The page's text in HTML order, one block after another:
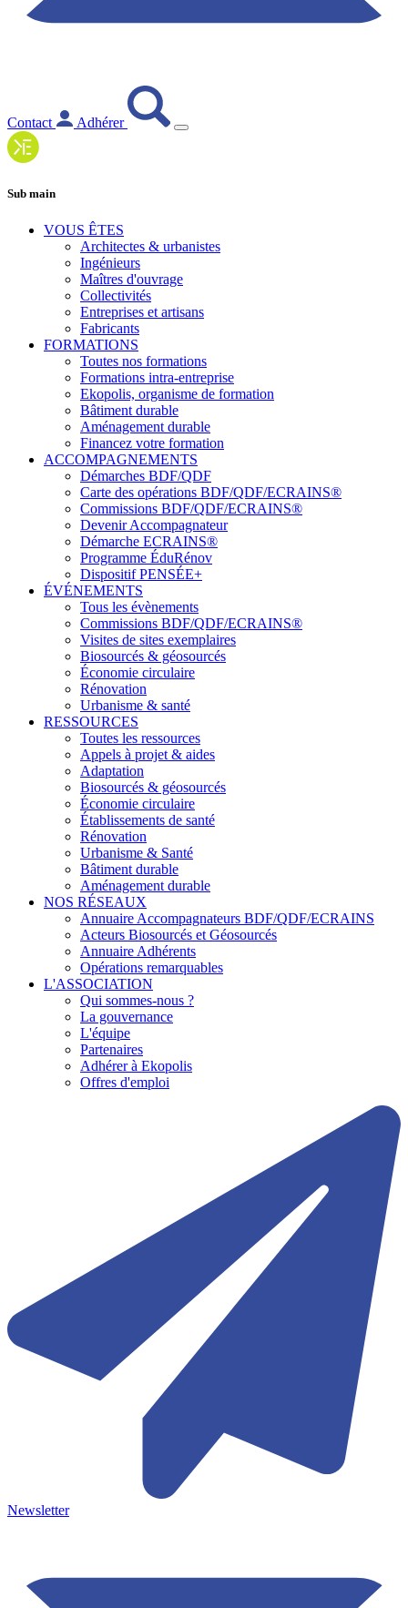
Contact Adhérer
Sub main
VOUS ÊTES
Architectes & urbanistes
Ingénieurs
Maîtres d'ouvrage
Collectivités
Entreprises et artisans
Fabricants
FORMATIONS
Toutes nos formations
Formations intra-entreprise
Ekopolis, organisme de formation
Bâtiment durable
Aménagement durable
Financez votre formation
ACCOMPAGNEMENTS
Démarches BDF/QDF
Carte des opérations BDF/QDF/ECRAINS®
Commissions BDF/QDF/ECRAINS®
Devenir Accompagnateur
Démarche ECRAINS®
Programme ÉduRénov
Dispositif PENSÉE+
ÉVÉNEMENTS
Tous les évènements
Commissions BDF/QDF/ECRAINS®
Visites de sites exemplaires
Biosourcés & géosourcés
Économie circulaire
Rénovation
Urbanisme & santé
RESSOURCES
Toutes les ressources
Appels à projet & aides
Adaptation
Biosourcés & géosourcés
Économie circulaire
Établissements de santé
Rénovation
Urbanisme & Santé
Bâtiment durable
Aménagement durable
NOS RÉSEAUX
Annuaire Accompagnateurs BDF/QDF/ECRAINS
Acteurs Biosourcés et Géosourcés
Annuaire Adhérents
Opérations remarquables
L'ASSOCIATION
Qui sommes-nous ?
La gouvernance
L'équipe
Partenaires
Adhérer à Ekopolis
Offres d'emploi
Newsletter